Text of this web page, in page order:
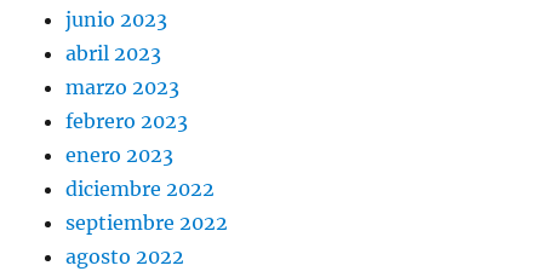
junio 2023
abril 2023
marzo 2023
febrero 2023
enero 2023
diciembre 2022
septiembre 2022
agosto 2022